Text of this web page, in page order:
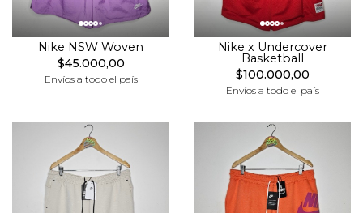
Nike NSW Woven
$45.000,00
Envíos a todo el país
Nike x Undercover
Basketball
$100.000,00
Envíos a todo el país